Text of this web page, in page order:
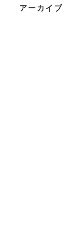
アーカイブ